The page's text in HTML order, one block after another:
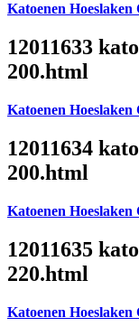
Katoenen Hoeslaken
12011633
200.html
Katoenen Hoeslaken
12011634
200.html
Katoenen Hoeslaken
12011635
220.html
Katoenen Hoeslaken